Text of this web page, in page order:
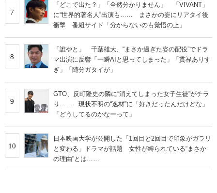
7
「どこで出た？」「全然分かりません」 「VIVANT」
に“世界的著名人”出演も…… まさかの姿にリアタイ後
衝撃 番組サイド「分からないのも覚悟の上」
8
「誰やと」 千葉雄大、“まさか過ぎた姿の配役”でドラ
マ出演に反響「一瞬AIと思ってしまった」「貫禄ありす
ぎ」「随分ガタイが」
9
GTO、反町隆史の隣に“消えてしまった女子生徒”がチラ
り…… 現状不明の“逸材”に「好きだったんだけどな」
「どうしてるのかなーって」
10
日本映画大学が公開した「1回目と2回目で印象がガラリ
と変わる」ドラマが話題 女性が縛られている“まさか
の理由”とは……